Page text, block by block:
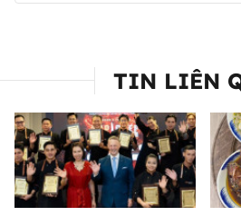
TIN LIÊN